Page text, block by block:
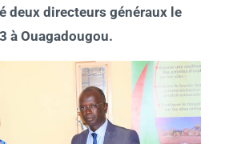
deux directeurs généraux le
à Ouagadougou.